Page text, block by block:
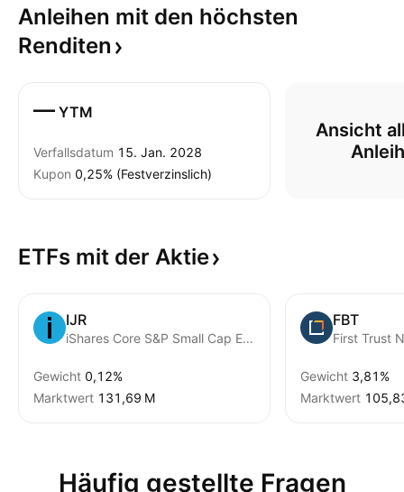
Anleihen mit den höchsten
Renditen
— YTM
Verfallsdatum 15. Jan. 2028
Kupon 0,25% (Festverzinslich)
Ansicht
ETFs mit der Aktie
IJR
iShares Core S&P Small Cap ETF
Gewicht 0,12%
Marktwert ‪131,69 M‬
FBT
Gewicht 3,81%
Marktwert
Häufig gestellte Fragen